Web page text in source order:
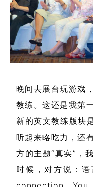
晚间去展台玩游戏
教练。这还是我第
新的英文教练版块
听起来略吃力，还
方的主题“真实”，
时候，对方说：